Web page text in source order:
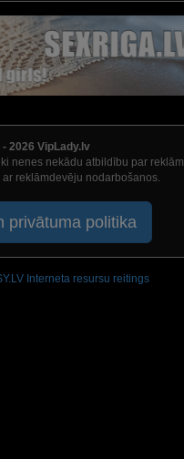
2026 VipLady.lv
nenes nekādu atbildību par
reklāmdevēju nodarbošanos.
privātuma politika